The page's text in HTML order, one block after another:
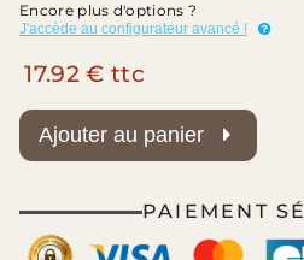
Encore plus d'options ?
J'accède au configurateur avancé !
17.92 € ttc
Ajouter au panier
PAIEMENT